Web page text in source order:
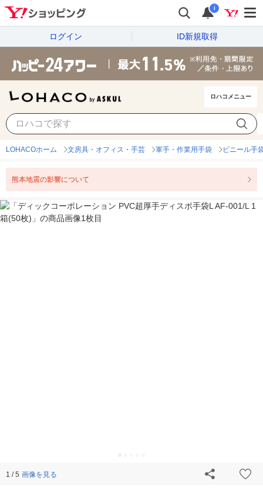
i
ログイン ID新規取得
ロハコメニュー
LOHACOホーム 文房具・オフィス・手芸 軍手・作業用手袋 ビニール手
熊本地震の影響について
1 / 5 画像を見る